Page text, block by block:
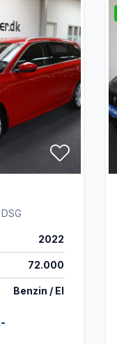
2022
72.000
Benzin / El